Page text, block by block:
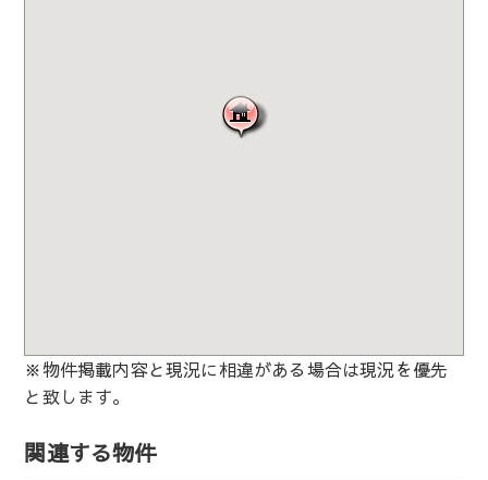
※物件掲載内容と現況に相違がある場合は現況を優先
と致します。
関連する物件